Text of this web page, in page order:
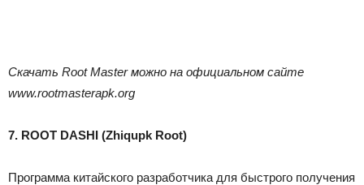
Скачать Root Master можно на официальном сайте
www.rootmasterapk.org
7. ROOT DASHI (Zhiqupk Root)
Программа китайского разработчика для быстрого получения